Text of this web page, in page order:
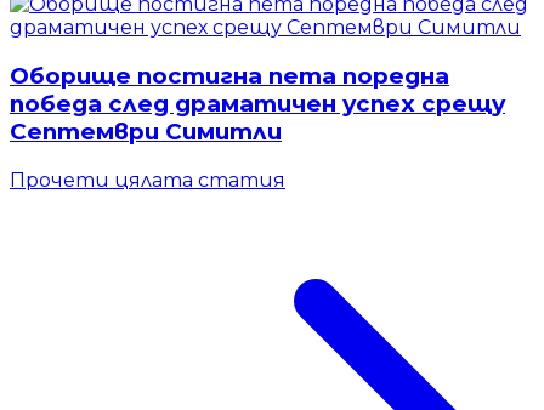
Оборище постигна пета поредна
победа след драматичен успех срещу
Септември Симитли
Прочети цялата статия